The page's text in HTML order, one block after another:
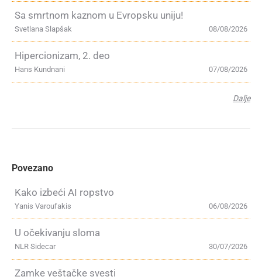
Sa smrtnom kaznom u Evropsku uniju!
08/08/2026
Svetlana Slapšak
Hipercionizam, 2. deo
07/08/2026
Hans Kundnani
Dalje
Povezano
Kako izbeći AI ropstvo
06/08/2026
Yanis Varoufakis
U očekivanju sloma
30/07/2026
NLR Sidecar
Zamke veštačke svesti